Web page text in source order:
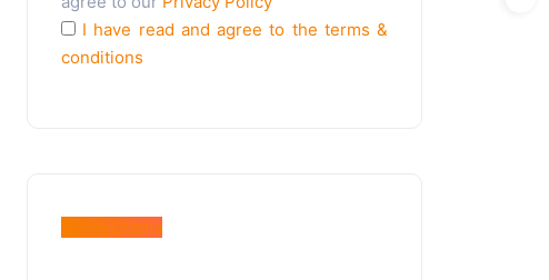
I have read and agree to the terms &
conditions
Berita Utama